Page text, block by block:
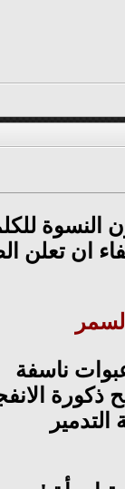
النسوة
ان تعلن
السمر
ناسفة
ذكورة
التدمير